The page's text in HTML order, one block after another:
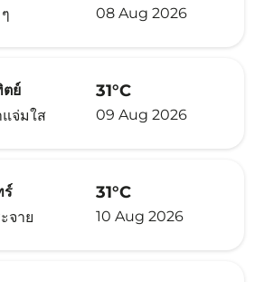
08 Aug 2026
ย์
จ่มใส
31°C
09 Aug 2026
ร์
จาย
31°C
10 Aug 2026